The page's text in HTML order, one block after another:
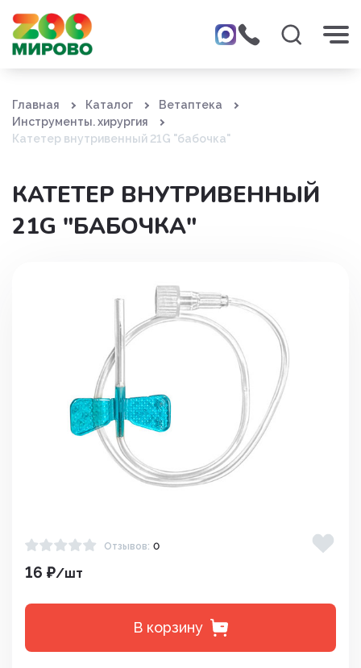
Главная Каталог
Ветаптека
Инструменты. хирургия
Катетер внутривенный 21G "бабочка"
КАТЕТЕР ВНУТРИВЕННЫЙ
21G "БАБОЧКА"
Отзывов: 0
16 ₽/шт
В корзину